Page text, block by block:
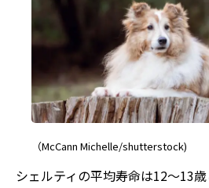
（McCann Michelle/shutterstock)
シェルティの平均寿命は12～13